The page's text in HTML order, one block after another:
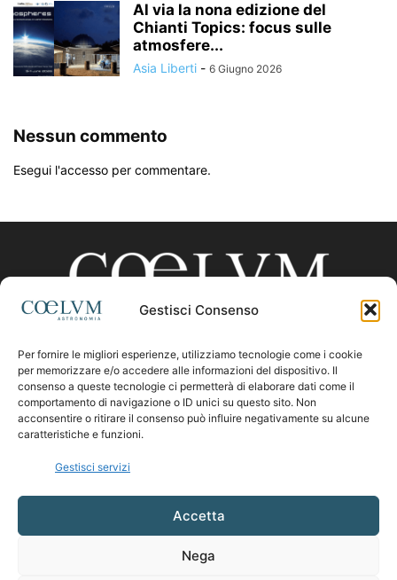
Gestisci Consenso
Per fornire le migliori esperienze, utilizziamo tecnologie come i cookie
per memorizzare e/o accedere alle informazioni del dispositivo. Il
consenso a queste tecnologie ci permetterà di elaborare dati come il
comportamento di navigazione o ID unici su questo sito. Non
acconsentire o ritirare il consenso può influire negativamente su alcune
caratteristiche e funzioni.
Gestisci servizi
Accetta
Nega
Al via la nona edizione del
Chianti Topics: focus sulle
atmosfere...
Asia Liberti - 6 Giugno 2026
Nessun commento
Esegui l'accesso per commentare.
CHI SIAMO
Contattaci:coelumastro@coelum.com